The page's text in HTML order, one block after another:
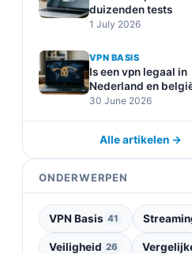
duizenden tests
1 July 2026
VPN BASIS
Is een vpn legaal in
Nederland en
duidelijke uitleg
30 June 2026
Alle artikelen →
ONDERWERPEN
VPN Basis 41
Veiligheid 26